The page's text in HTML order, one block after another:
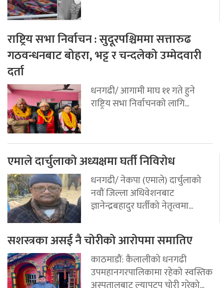
राष्ट्रिय सभा निर्वाचन : सुदूरपश्चिममा सत्तारुढ
गठवन्धनबाट बोहरा, भट्ट र चन्दलेको उम्मेदवारी
दर्ता
धनगढी/ आगामी माघ ११ गते हुने
राष्ट्रिय सभा निर्वाचनको लागि...
एमाले दार्चुलाको अध्यक्षमा घर्ती निविरोध
धनगढी/ नेकपा (एमाले) दार्चुलाको
नवौं जिल्ला अधिवेशनबाट
ज्ञानेन्द्रबहादुर घर्तीको नेतृत्वमा...
सशस्त्रका असई नै चोरीको आरोपमा समातिए
काठमाडौं: कैलालीको धनगढी
उपमहानगरपालिकामा रहेको स्वस्तिक
अस्पतालबाट ल्यापटप चोरी गरेको...